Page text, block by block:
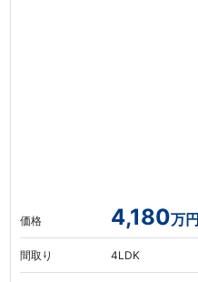
価格 4,180万円
間取り 4LDK